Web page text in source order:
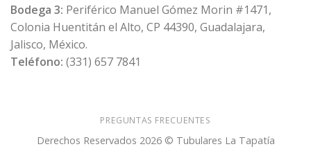
Bodega 3: Periférico Manuel Gómez Morin #1471,
Colonia Huentitán el Alto, CP 44390, Guadalajara,
Jalisco, México.
Teléfono: (331) 657 7841
PREGUNTAS FRECUENTES
Derechos Reservados 2026 © Tubulares La Tapatía